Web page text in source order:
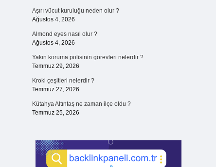
Aşırı vücut kuruluğu neden olur ?
Ağustos 4, 2026
Almond eyes nasıl olur ?
Ağustos 4, 2026
Yakın koruma polisinin görevleri nelerdir ?
Temmuz 29, 2026
Kroki çeşitleri nelerdir ?
Temmuz 27, 2026
Kütahya Altıntaş ne zaman ilçe oldu ?
Temmuz 25, 2026